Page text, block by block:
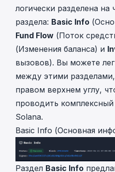
логически разделена
раздела: Basic Info
Fund Flow (Поток
(Изменения баланса) и
вызовов). Вы можете
между этими
правом верхнем углу,
проводить комплексный
Solana.
Basic Info (Основная
Раздел Basic Info